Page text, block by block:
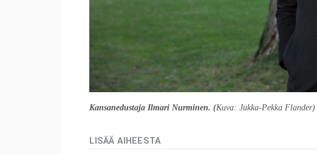
Kansanedustaja Ilmari Nurminen. (Kuva: Jukka-Pekka Flander)
LISÄÄ AIHEESTA